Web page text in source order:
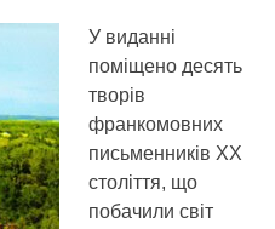
У виданні
поміщено десять
творів
франкомовних
письменників ХХ
століття, що
побачили світ